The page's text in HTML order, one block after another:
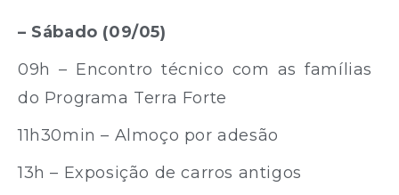
– Sábado (09/05)
09h – Encontro técnico com as famílias
do Programa Terra Forte
11h30min – Almoço por adesão
13h – Exposição de carros antigos